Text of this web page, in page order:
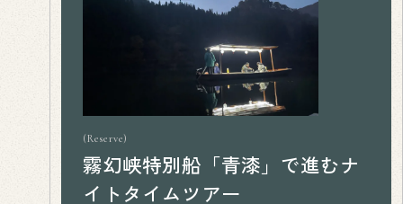
Reserve
霧幻峡特別船「青漆」で進むナ
イトタイムツアー